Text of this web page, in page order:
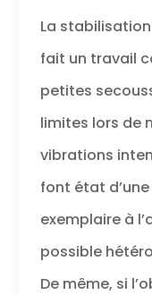
La
fait un travail
petites
limites lors de
vibrations
font état
exemplaire à
possible
De même, si